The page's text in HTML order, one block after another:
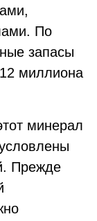
По
запасы
миллиона
минерал
Прежде